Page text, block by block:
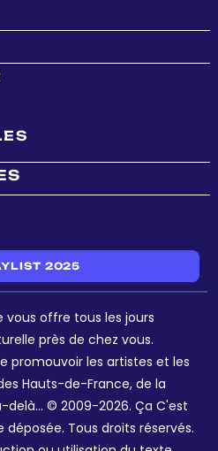
2025
vous offre tous les jours
près de chez vous.
promouvoir les artistes et les
Hauts-de-France, de la
delà... © 2009-2026. Ça C'est
déposée. Tous droits réservés.